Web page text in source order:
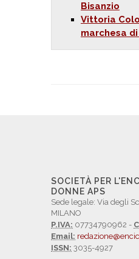
Bisanzio
Vittoria
marchesa
SOCIETÀ PER
DONNE APS
Sede legale: Via degli
MILANO
P.IVA: 07734790962 -
Email:
ISSN: 3035-4927